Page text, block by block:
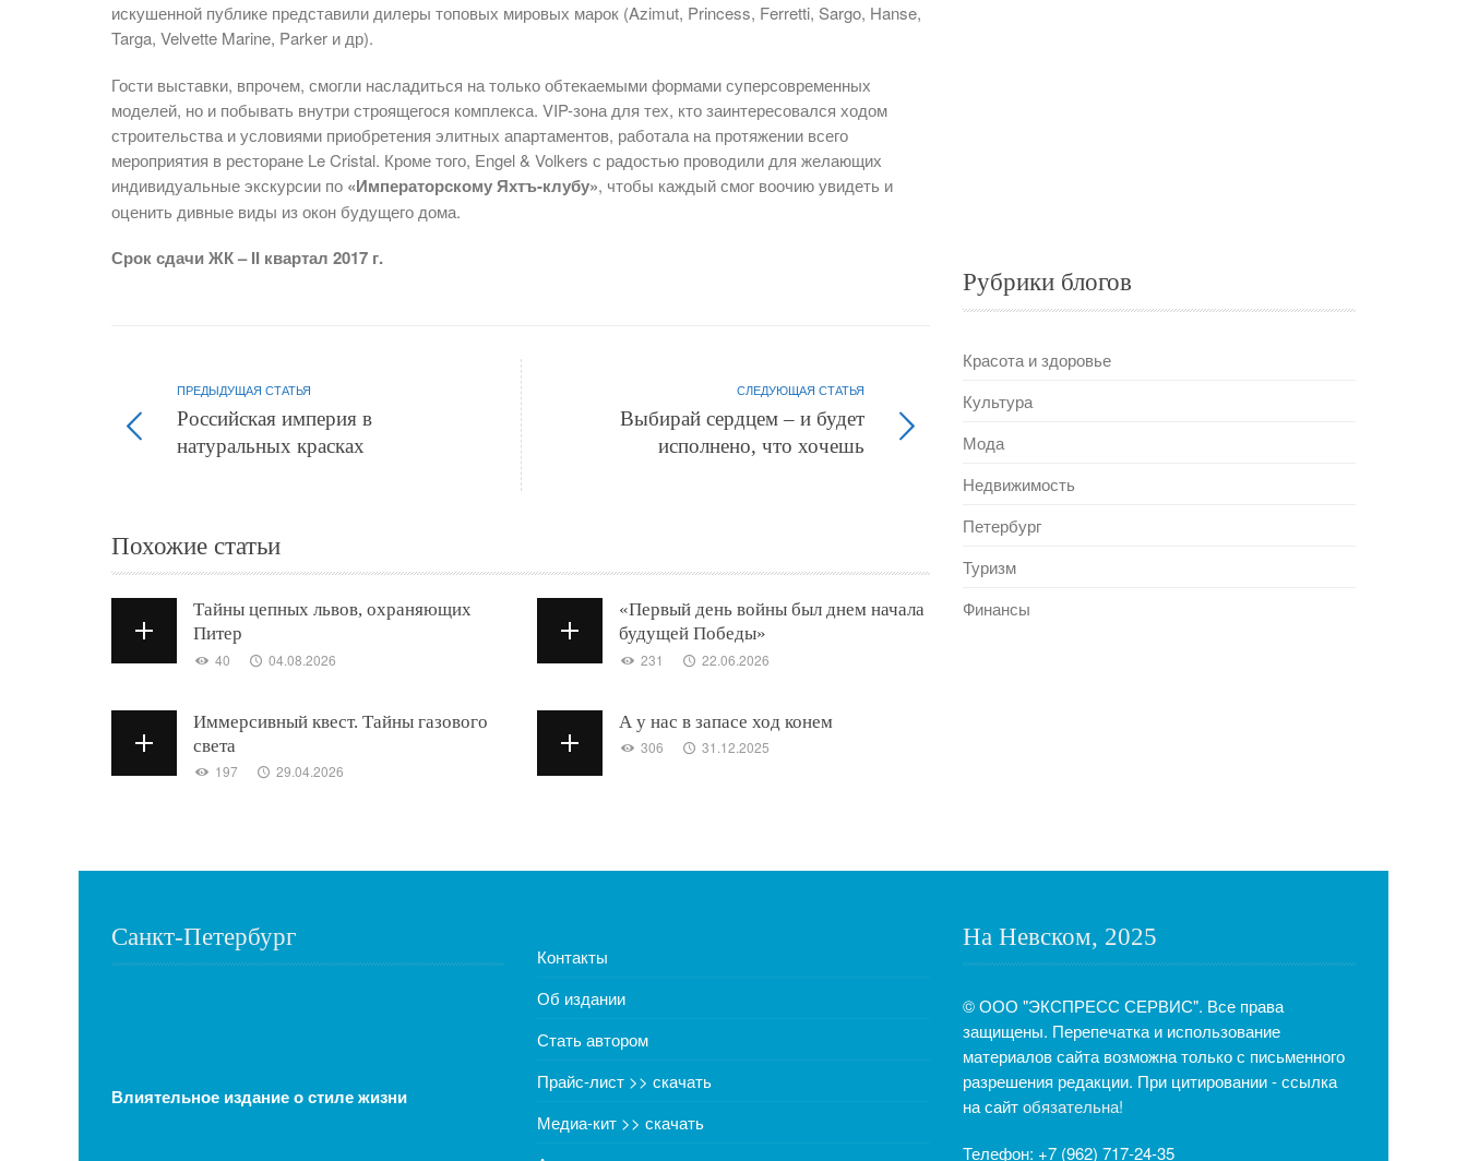
искушенной публике представили дилеры топовых мировых марок (Azimut, Princess, Ferretti, Sargo, Hanse,
Targa, Velvette Marine, Parker и др).
Гости выставки, впрочем, смогли насладиться на только обтекаемыми формами суперсовременных
моделей, но и побывать внутри строящегося комплекса. VIP-зона для тех, кто заинтересовался ходом
строительства и условиями приобретения элитных апартаментов, работала на протяжении всего
мероприятия в ресторане Le Cristal. Кроме того, Engel & Volkers с радостью проводили для желающих
индивидуальные экскурсии по «Императорскому Яхтъ-клубу», чтобы каждый смог воочию увидеть и
оценить дивные виды из окон будущего дома.
Срок сдачи ЖК – II квартал 2017 г.
ПРЕДЫДУЩАЯ СТАТЬЯ
Российская империя в
натуральных красках
СЛЕДУЮЩАЯ СТАТЬЯ
Выбирай сердцем – и будет
исполнено, что хочешь
Похожие статьи
Тайны цепных львов, охраняющих
Питер
40 04.08.2026
«Первый день войны был днем начала
будущей Победы»
231 22.06.2026
Иммерсивный квест. Тайны газового
света
197 29.04.2026
А у нас в запасе ход конем
306 31.12.2025
Рубрики блогов
Красота и здоровье
Культура
Мода
Недвижимость
Петербург
Туризм
Финансы
Санкт-Петербург
Влиятельное издание о стиле жизни
Контакты
Об издании
Стать автором
Прайс-лист >> скачать
Медиа-кит >> скачать
На Невском, 2025
© ООО "ЭКСПРЕСС СЕРВИС". Все права
защищены. Перепечатка и использование
материалов сайта возможна только с письменного
разрешения редакции. При цитировании - ссылка
на сайтобязательна!
Телефон: +7 (962) 717-24-35